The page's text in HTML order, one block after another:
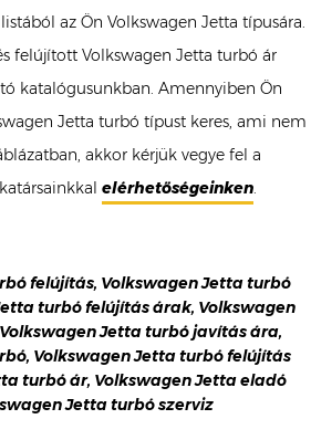
az Ön Volkswagen Jetta típusára.
felújított Volkswagen Jetta turbó ár
katalógusunkban. Amennyiben Ön
Jetta turbó típust keres, ami nem
akkor kérjük vegye fel a
elérhetőségeinken.
felújítás, Volkswagen Jetta turbó
turbó felújítás árak, Volkswagen
Jetta turbó javítás ára,
Volkswagen Jetta turbó felújítás
turbó ár, Volkswagen Jetta eladó
Jetta turbó szerviz